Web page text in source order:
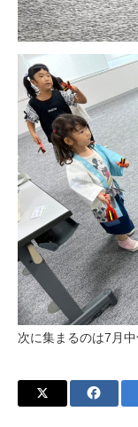
次に集まるのは7月